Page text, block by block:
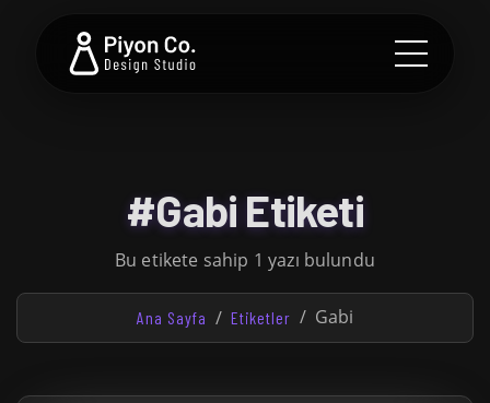
#Gabi Etiketi
Bu etikete sahip 1 yazı bulundu
Ana Sayfa Etiketler Gabi